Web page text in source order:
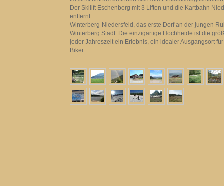
Der Skilift Eschenberg mit 3 Liften und die Kartbahn
entfernt.
Winterberg-Niedersfeld, das erste Dorf an der jungen
Winterberg Stadt. Die einzigartige Hochheide ist die
jeder Jahreszeit ein Erlebnis, ein idealer Ausgangsort
Biker.